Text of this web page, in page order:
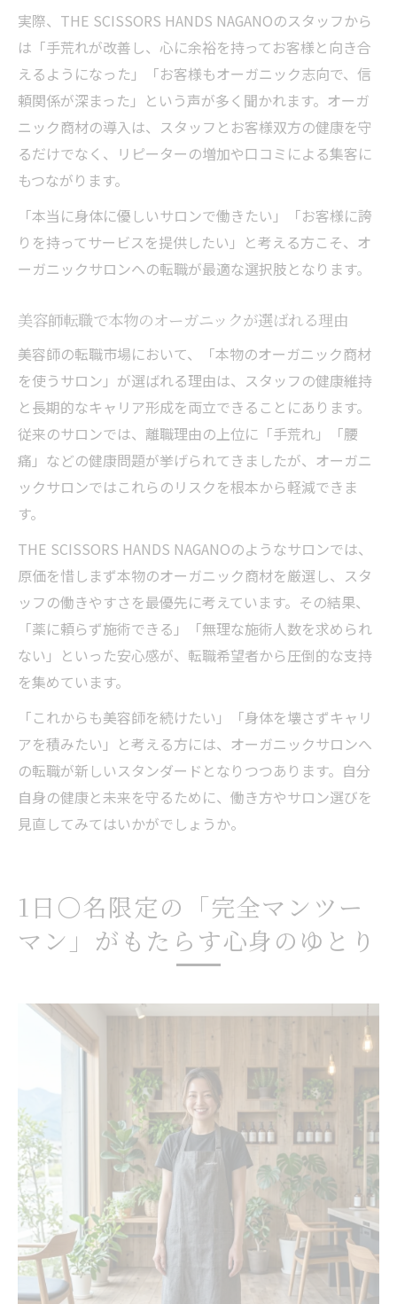
実際、THE SCISSORS HANDS NAGANOのスタッフから
は「手荒れが改善し、心に余裕を持ってお客様と向き合
えるようになった」「お客様もオーガニック志向で、信
頼関係が深まった」という声が多く聞かれます。オーガ
ニック商材の導入は、スタッフとお客様双方の健康を守
るだけでなく、リピーターの増加や口コミによる集客に
もつながります。
「本当に身体に優しいサロンで働きたい」「お客様に誇
りを持ってサービスを提供したい」と考える方こそ、オ
ーガニックサロンへの転職が最適な選択肢となります。
美容師転職で本物のオーガニックが選ばれる理由
美容師の転職市場において、「本物のオーガニック商材
を使うサロン」が選ばれる理由は、スタッフの健康維持
と長期的なキャリア形成を両立できることにあります。
従来のサロンでは、離職理由の上位に「手荒れ」「腰
痛」などの健康問題が挙げられてきましたが、オーガニ
ックサロンではこれらのリスクを根本から軽減できま
す。
THE SCISSORS HANDS NAGANOのようなサロンでは、
原価を惜しまず本物のオーガニック商材を厳選し、スタ
ッフの働きやすさを最優先に考えています。その結果、
「薬に頼らず施術できる」「無理な施術人数を求められ
ない」といった安心感が、転職希望者から圧倒的な支持
を集めています。
「これからも美容師を続けたい」「身体を壊さずキャリ
アを積みたい」と考える方には、オーガニックサロンへ
の転職が新しいスタンダードとなりつつあります。自分
自身の健康と未来を守るために、働き方やサロン選びを
見直してみてはいかがでしょうか。
1日〇名限定の「完全マンツー
マン」がもたらす心身のゆとり